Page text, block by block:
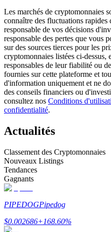
Devenez un trader de copie
Profitez du partage des
trading
Les marchés de cryptomonnaies
connaître des fluctuations rapides
responsable de vos décisions
responsable des pertes que vous
sur des sources tierces pour les
cryptomonnaies listées ci-dessus,
responsables de leur fiabilité ou
fournies sur cette plateforme et
d'information uniquement et ne
des conseils financiers ou
consultez nos Conditions
confidentialité.
Actualités
Classement des Cryptomonnaies
Nouveaux Listings
Tendances
Gagnants
PIPEDOGPipedog
$0.002686+168.60%